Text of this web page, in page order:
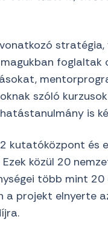
foglaltak
szóló
is
kutatóközpont és
közül 20
több mint 20
projekt elnyerte az